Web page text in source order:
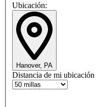
Ubicación:
Hanover, PA
Distancia de mi ubicación